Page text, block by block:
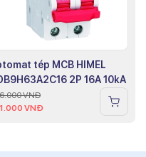
tép MCB HIMEL
2P 16A 10kA
VNĐ
VNĐ